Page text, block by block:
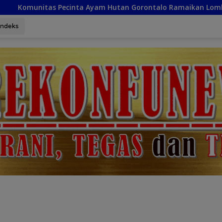
Hutan Gorontalo Ramaikan Lomba Kokok dan Kekek di